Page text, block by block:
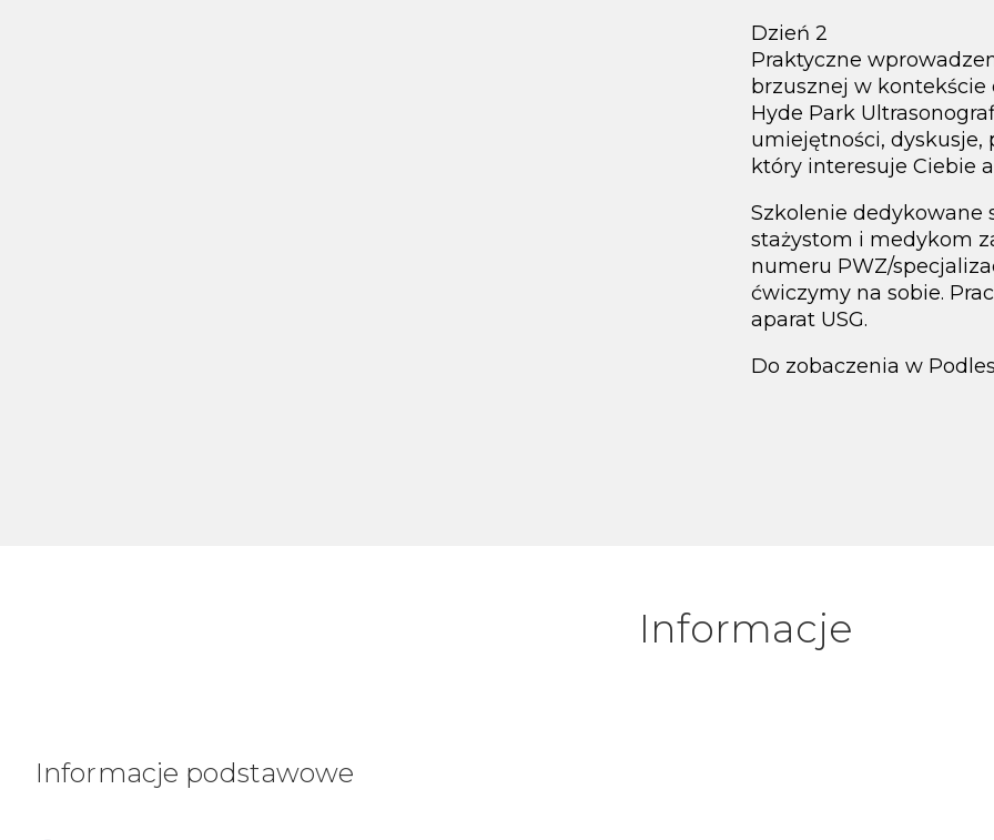
Dzień 2
Praktyczne
brzusznej w kontekście
Hyde Park
umiejętności, dyskusje,
który interesuje Ciebie
Szkolenie
stażystom i medykom
numeru PWZ/
ćwiczymy na sobie.
aparat USG.
Do zobaczenia w
Informacje
Informacje podstawowe